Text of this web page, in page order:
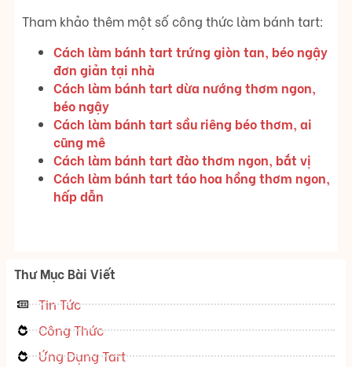
Tham khảo thêm một số công thức làm bánh tart:
Cách làm bánh tart trứng giòn tan, béo ngậy
đơn giản tại nhà
Cách làm bánh tart dừa nướng thơm ngon,
béo ngậy
Cách làm bánh tart sầu riêng béo thơm, ai
cũng mê
Cách làm bánh tart đào thơm ngon, bắt vị
Cách làm bánh tart táo hoa hồng thơm ngon,
hấp dẫn
Thư Mục Bài Viết
Tin Tức
Công Thức
Ứng Dụng Tart